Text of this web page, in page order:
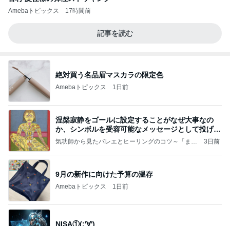
Amebaトピックス 17時間前
記事を読む
絶対買う名品眉マスカラの限定色
Amebaトピックス 1日前
涅槃寂静をゴールに設定することがなぜ大事なの
か、シンボルを受容可能なメッセージとして投げる
ことが
気功師から見たバレエとヒーリングのコツ～「まと
3日前
9月の新作に向けた予算の温存
Amebaトピックス 1日前
NISA①(;'∀')